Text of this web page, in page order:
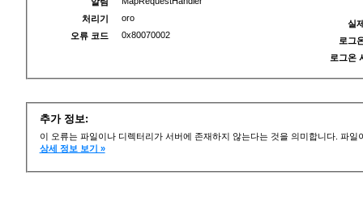
처리기
oro
오류 코드
0x80070002
실
로그
로그온
추가 정보:
이 오류는 파일이나 디렉터리가 서버에 존재하지 않는다는 것을 의미합니다. 파
상세 정보 보기 »